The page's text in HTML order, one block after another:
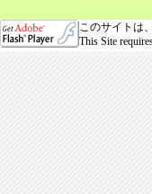
このサイトは
This Site